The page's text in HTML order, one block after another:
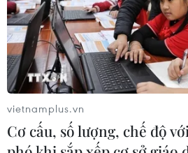
25/12/2022 04:37
Bộ tem được thiết kế đồ họa lấy
Nam quê hương tôi,” với hình
tươi đẹp, luôn nồng hậu đón tiếp
vietnamplus.vn
Cơ cấu, số lượng, chế độ